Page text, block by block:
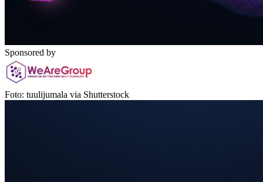
Sponsored by
Foto: tuulijumala via Shutterstock